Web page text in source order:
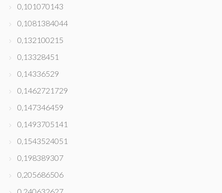
0,101070143
0,1081384044
0,132100215
0,13328451
0,14336529
0,1462721729
0,147346459
0,1493705141
0,1543524051
0,198389307
0,205686506
0,240632627